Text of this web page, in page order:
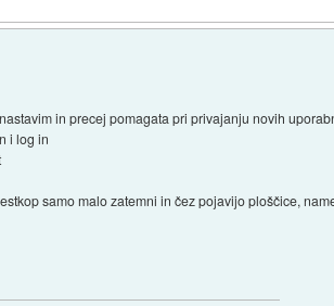
in precej pomagata pri privajanju novih
i log in
samo malo zatemni in čez pojavijo ploščice,